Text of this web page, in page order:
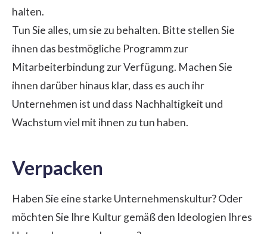
halten.
Tun Sie alles, um sie zu behalten. Bitte stellen Sie
ihnen das bestmögliche Programm zur
Mitarbeiterbindung zur Verfügung. Machen Sie
ihnen darüber hinaus klar, dass es auch ihr
Unternehmen ist und dass Nachhaltigkeit und
Wachstum viel mit ihnen zu tun haben.
Verpacken
Haben Sie eine starke Unternehmenskultur? Oder
möchten Sie Ihre Kultur gemäß den Ideologien Ihres